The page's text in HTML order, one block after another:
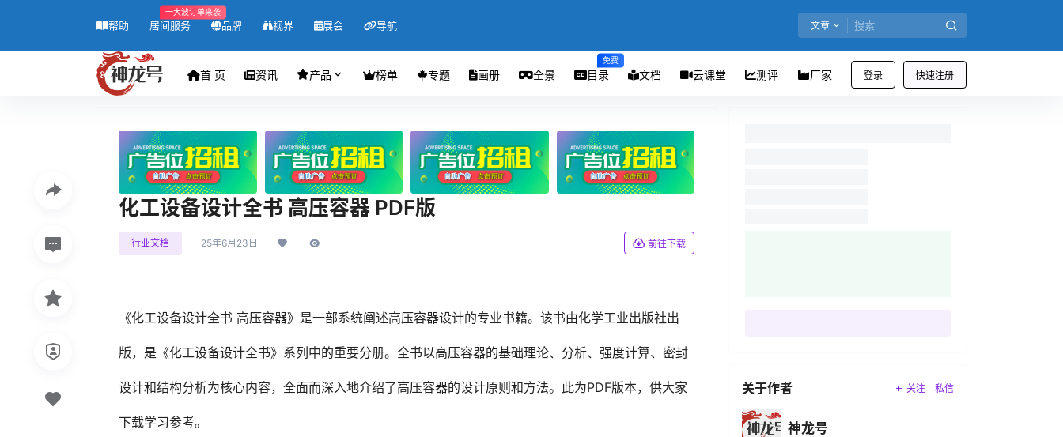
帮助 居间服务
一大波订单来袭
品牌 视界 展会 导航 文章
登录 快速注册
首 页 资讯 产品 榜单 专题 画册 全景 目录
免费
文档 云课堂 测评 厂家
化工设备设计全书 高压容器 PDF版
行业文档 25年6月23日 前往下载
《化工设备设计全书 高压容器》是一部系统阐述高压容器设计的专业书籍。该书由化学工业出版社出
版，是《化工设备设计全书》系列中的重要分册。全书以高压容器的基础理论、分析、强度计算、密封
设计和结构分析为核心内容，全面而深入地介绍了高压容器的设计原则和方法。此为PDF版本，供大家
下载学习参考。
关于作者 关注 私信
神龙号